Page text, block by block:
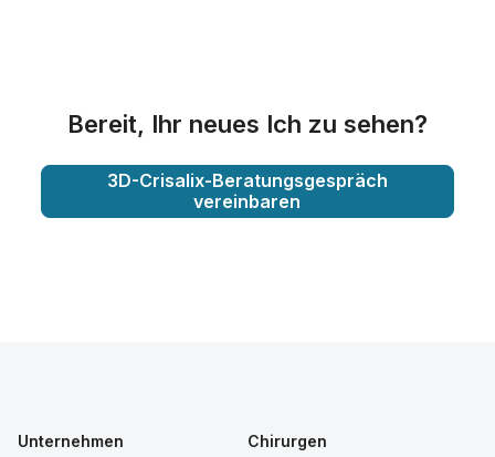
Bereit, Ihr neues Ich zu sehen?
3D-Crisalix-Beratungsgespräch
vereinbaren
Unternehmen
Chirurgen